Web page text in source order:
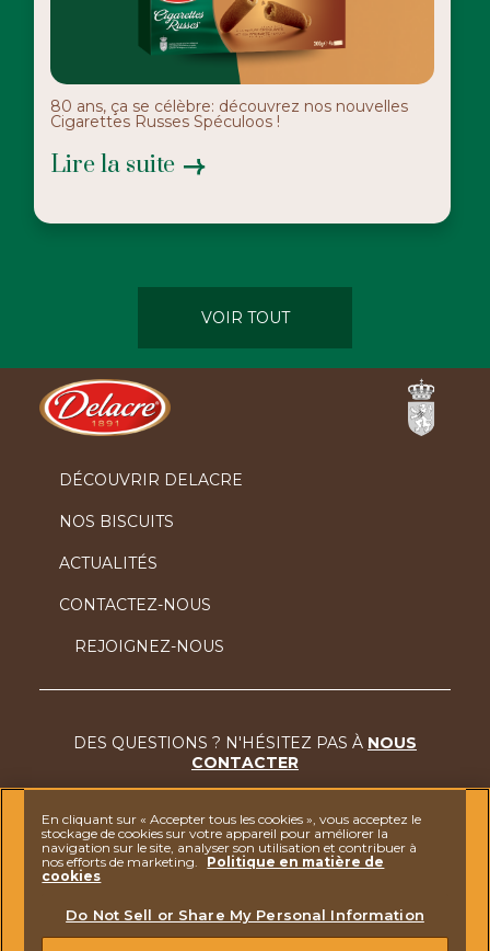
80 ans, ça se célèbre: découvrez nos nouvelles
Cigarettes Russes Spéculoos !
Lire la suite
VOIR TOUT
DÉCOUVRIR DELACRE
NOS BISCUITS
ACTUALITÉS
CONTACTEZ-NOUS
REJOIGNEZ-NOUS
NOTICE SUR LA PROTECTION DES DONNÉES
MENTIONS LÉGALES
CODE DE CONDUITE
DES QUESTIONS ? N'HÉSITEZ PAS À NOUS
CONTACTER
En cliquant sur « Accepter tous les cookies », vous acceptez le
stockage de cookies sur votre appareil pour améliorer la
navigation sur le site, analyser son utilisation et contribuer à
nos efforts de marketing.
Politique en matière de
cookies
Do Not Sell or Share My Personal Information